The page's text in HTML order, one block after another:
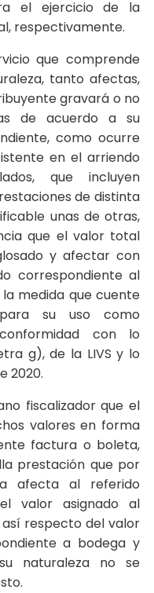
el ejercicio de la
respectivamente.
que comprende
tanto afectas,
gravará o no
de acuerdo a su
como ocurre
en el arriendo
que incluyen
de distinta
unas de otras,
que el valor total
y afectar con
correspondiente al
medida que cuente
su uso como
con lo
g), de la LIVS y lo
2020.
fiscalizador que el
valores en forma
factura o boleta,
prestación que por
afecta al referido
valor asignado al
respecto del valor
a bodega y
naturaleza no se